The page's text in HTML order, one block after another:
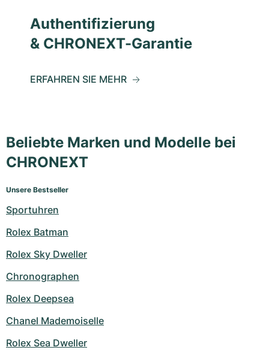
Authentifizierung
& CHRONEXT-Garantie
ERFAHREN SIE MEHR
Beliebte Marken und Modelle bei
CHRONEXT
Unsere Bestseller
Sportuhren
Rolex Batman
Rolex Sky Dweller
Chronographen
Rolex Deepsea
Chanel Mademoiselle
Rolex Sea Dweller